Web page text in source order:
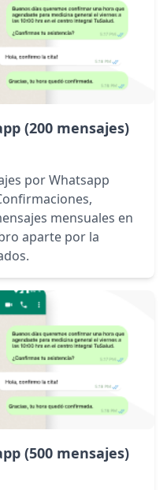
(200 mensajes)
por Whatsapp
mensuales en
aparte por la
(500 mensajes)